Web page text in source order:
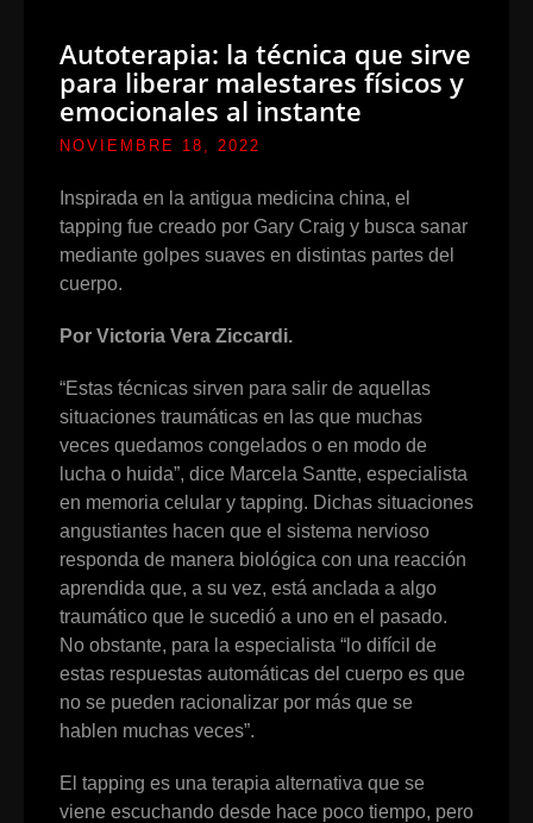
Autoterapia: la técnica que sirve
para liberar malestares físicos y
emocionales al instante
NOVIEMBRE 18, 2022
Inspirada en la antigua medicina china, el
tapping fue creado por Gary Craig y busca sanar
mediante golpes suaves en distintas partes del
cuerpo.
Por Victoria Vera Ziccardi.
“Estas técnicas sirven para salir de aquellas
situaciones traumáticas en las que muchas
veces quedamos congelados o en modo de
lucha o huida”, dice Marcela Santte, especialista
en memoria celular y tapping. Dichas situaciones
angustiantes hacen que el sistema nervioso
responda de manera biológica con una reacción
aprendida que, a su vez, está anclada a algo
traumático que le sucedió a uno en el pasado.
No obstante, para la especialista “lo difícil de
estas respuestas automáticas del cuerpo es que
no se pueden racionalizar por más que se
hablen muchas veces”.
El tapping es una terapia alternativa que se
viene escuchando desde hace poco tiempo, pero